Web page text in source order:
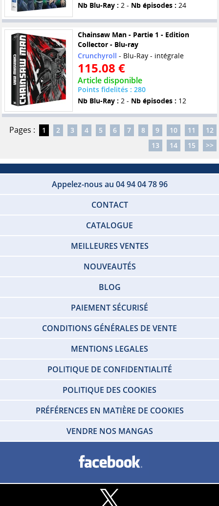
Nb Blu-Ray : 2 - Nb épisodes : 24
Chainsaw Man - Partie 1 - Edition
Collector - Blu-ray
Crunchyroll - Blu-Ray - intégrale
115.08 €
Article disponible
Points fidelités : 280
Nb Blu-Ray : 2 - Nb épisodes : 12
Pages : 1 2 3 4 5 6 7 8 9 10 11
12
13
14 15 >>
Appelez-nous au 04 94 04 78 96
CONTACT
CATALOGUE
MEILLEURES VENTES
NOUVEAUTÉS
BLOG
PAIEMENT SÉCURISÉ
CONDITIONS GÉNÉRALES DE VENTE
MENTIONS LEGALES
POLITIQUE DE CONFIDENTIALITÉ
POLITIQUE DES COOKIES
PRÉFÉRENCES EN MATIÈRE DE COOKIES
VENDRE NOS MANGAS